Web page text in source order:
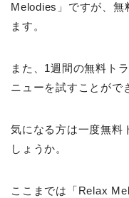
Melodies」ですが、無
ます。
また、1週間の無料ト
ニューを試すことがで
気になる方は一度無料
しょうか。
ここまでは「Relax